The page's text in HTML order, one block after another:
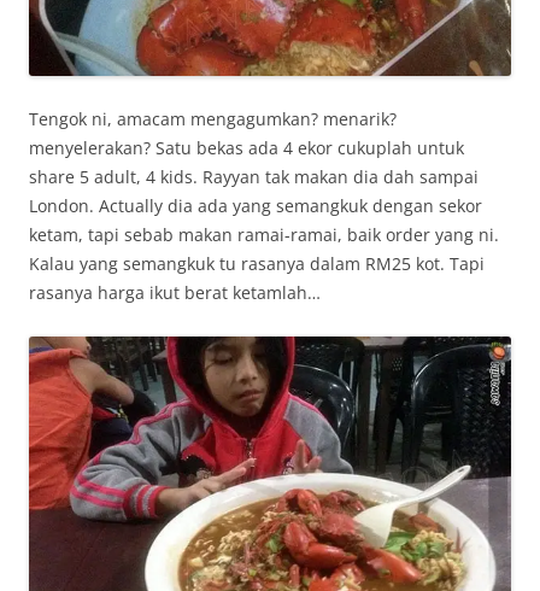
Tengok ni, amacam mengagumkan? menarik?
menyelerakan? Satu bekas ada 4 ekor cukuplah untuk
share 5 adult, 4 kids. Rayyan tak makan dia dah sampai
London. Actually dia ada yang semangkuk dengan sekor
ketam, tapi sebab makan ramai-ramai, baik order yang ni.
Kalau yang semangkuk tu rasanya dalam RM25 kot. Tapi
rasanya harga ikut berat ketamlah…